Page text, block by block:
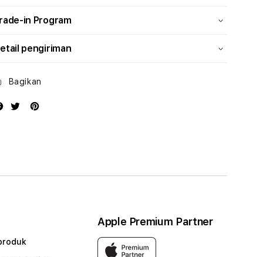
in Program
pengiriman
Bagikan
Apple Premium Partner